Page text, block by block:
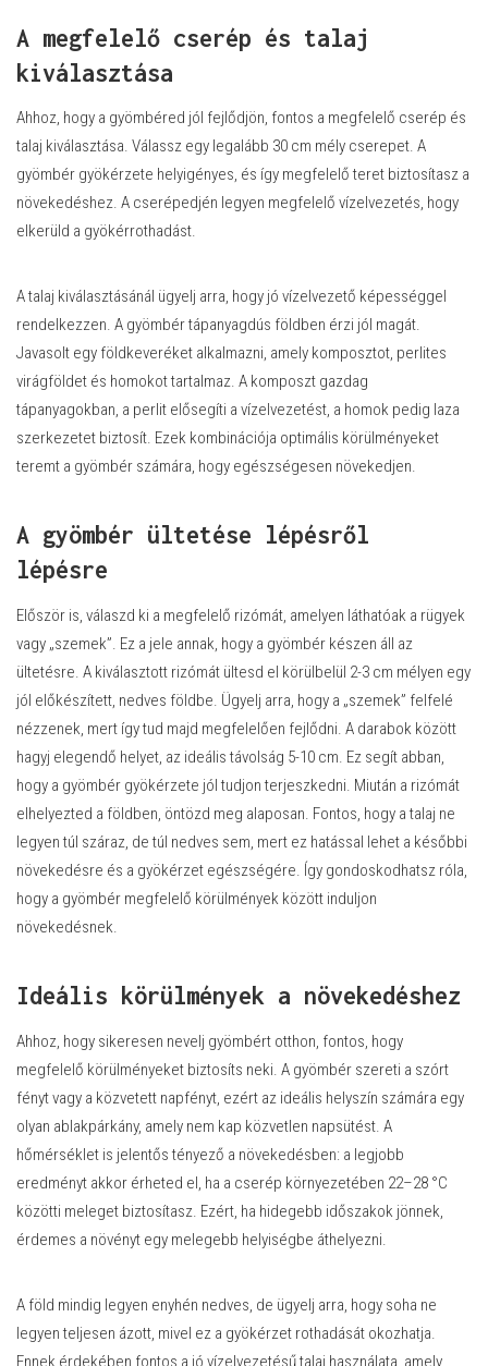
A megfelelő cserép és talaj
kiválasztása
Ahhoz, hogy a gyömbéred jól fejlődjön, fontos a megfelelő cserép és
talaj kiválasztása. Válassz egy legalább 30 cm mély cserepet. A
gyömbér gyökérzete helyigényes, és így megfelelő teret biztosítasz a
növekedéshez. A cserépedjén legyen megfelelő vízelvezetés, hogy
elkerüld a gyökérrothadást.
A talaj kiválasztásánál ügyelj arra, hogy jó vízelvezető képességgel
rendelkezzen. A gyömbér tápanyagdús földben érzi jól magát.
Javasolt egy földkeveréket alkalmazni, amely komposztot, perlites
virágföldet és homokot tartalmaz. A komposzt gazdag
tápanyagokban, a perlit elősegíti a vízelvezetést, a homok pedig laza
szerkezetet biztosít. Ezek kombinációja optimális körülményeket
teremt a gyömbér számára, hogy egészségesen növekedjen.
A gyömbér ültetése lépésről
lépésre
Először is, válaszd ki a megfelelő rizómát, amelyen láthatóak a rügyek
vagy „szemek”. Ez a jele annak, hogy a gyömbér készen áll az
ültetésre. A kiválasztott rizómát ültesd el körülbelül 2-3 cm mélyen egy
jól előkészített, nedves földbe. Ügyelj arra, hogy a „szemek” felfelé
nézzenek, mert így tud majd megfelelően fejlődni. A darabok között
hagyj elegendő helyet, az ideális távolság 5-10 cm. Ez segít abban,
hogy a gyömbér gyökérzete jól tudjon terjeszkedni. Miután a rizómát
elhelyezted a földben, öntözd meg alaposan. Fontos, hogy a talaj ne
legyen túl száraz, de túl nedves sem, mert ez hatással lehet a későbbi
növekedésre és a gyökérzet egészségére. Így gondoskodhatsz róla,
hogy a gyömbér megfelelő körülmények között induljon
növekedésnek.
Ideális körülmények a növekedéshez
Ahhoz, hogy sikeresen nevelj gyömbért otthon, fontos, hogy
megfelelő körülményeket biztosíts neki. A gyömbér szereti a szórt
fényt vagy a közvetett napfényt, ezért az ideális helyszín számára egy
olyan ablakpárkány, amely nem kap közvetlen napsütést. A
hőmérséklet is jelentős tényező a növekedésben: a legjobb
eredményt akkor érheted el, ha a cserép környezetében 22–28 °C
közötti meleget biztosítasz. Ezért, ha hidegebb időszakok jönnek,
érdemes a növényt egy melegebb helyiségbe áthelyezni.
A föld mindig legyen enyhén nedves, de ügyelj arra, hogy soha ne
legyen teljesen ázott, mivel ez a gyökérzet rothadását okozhatja.
Ennek érdekében fontos a jó vízelvezetésű talaj használata, amely